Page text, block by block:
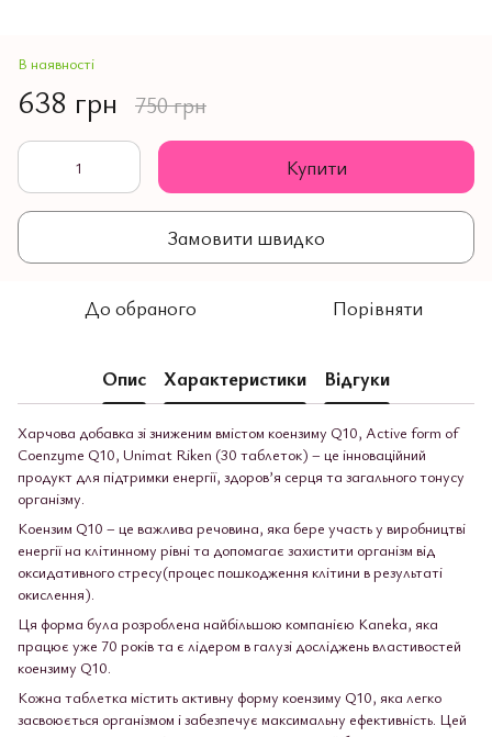
В наявності
638 грн 750 грн
Купити
Замовити швидко
До обраного Порівняти
Опис Характеристики Відгуки
Харчова добавка зі зниженим вмістом коензиму Q10, Active form of
Coenzyme Q10, Unimat Riken (30 таблеток) – це інноваційний
продукт для підтримки енергії, здоров’я серця та загального тонусу
організму.
Коензим Q10 – це важлива речовина, яка бере участь у виробництві
енергії на клітинному рівні та допомагає захистити організм від
оксидативного стресу(процес пошкодження клітини в результаті
окислення).
Ця форма була розроблена найбільшою компанією Kaneka, яка
працює уже 70 років та є лідером в галузі досліджень властивостей
коензиму Q10.
Кожна таблетка містить активну форму коензиму Q10, яка легко
засвоюється організмом і забезпечує максимальну ефективність. Цей